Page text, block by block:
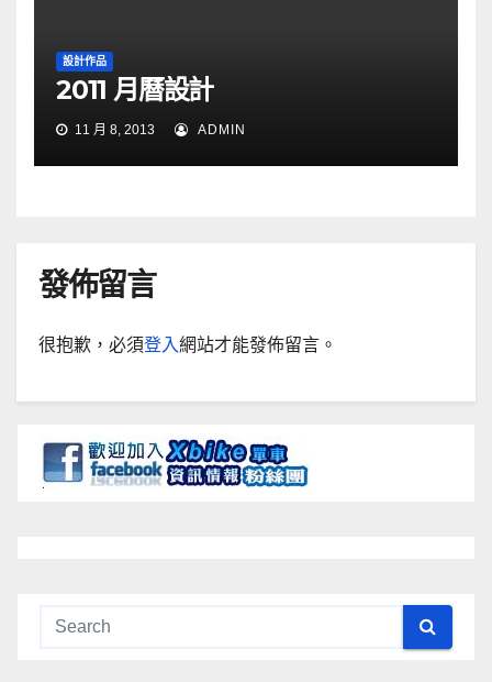
設計作品
2011 月曆設計
11 月 8, 2013 ADMIN
發佈留言
很抱歉，必須登入網站才能發佈留言。